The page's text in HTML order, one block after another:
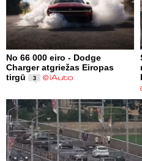
No 66 000 eiro - Dodge
Charger atgriežas Eiropas
tirgū
3